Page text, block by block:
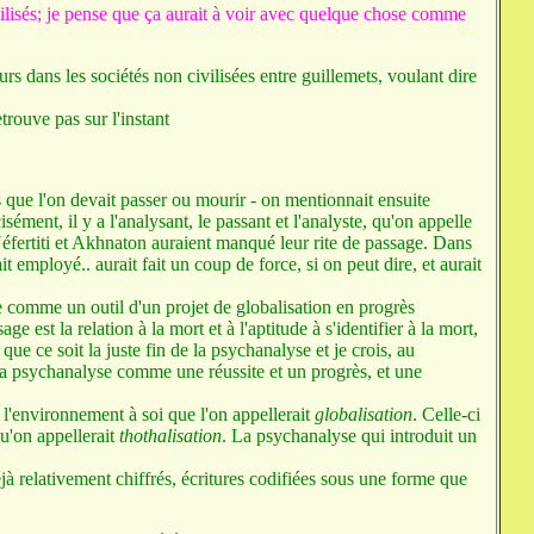
je pense que ça aurait à voir avec quelque chose comme
dans les sociétés non civilisées entre guillemets, voulant dire
pas sur l'instant
l'on devait passer ou mourir - on mentionnait ensuite
il y a l'analysant, le passant et l'analyste, qu'on appelle
et Akhnaton auraient manqué leur rite de passage. Dans
employé.. aurait fait un coup de force, si on peut dire, et aurait
un outil d'un projet de globalisation en progrès
est la relation à la mort et à l'aptitude à s'identifier à la mort,
ce soit la juste fin de la psychanalyse et je crois, au
comme une réussite et un progrès, et une
à soi que l'on appellerait globalisation. Celle-ci
appellerait thothalisation. La psychanalyse qui introduit un
relativement chiffrés, écritures codifiées sous une forme que